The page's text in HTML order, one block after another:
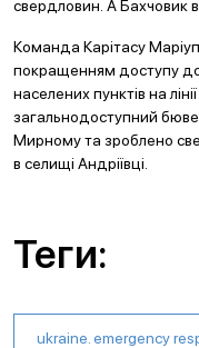
свердловин. А Бахчовик
Команда Карітасу
покращенням доступу до
населених пунктів на
загальнодоступний
Мирному та зроблено
в селищі Андріївці.
Теги:
ukraine. emergency